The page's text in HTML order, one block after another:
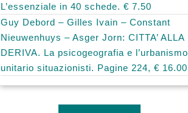
L’essenziale in 40 schede. € 7.50
Guy Debord – Gilles Ivain – Constant
Nieuwenhuys – Asger Jorn: CITTA’ ALLA
DERIVA. La psicogeografia e l’urbanismo
unitario situazionisti. Pagine 224, € 16.00